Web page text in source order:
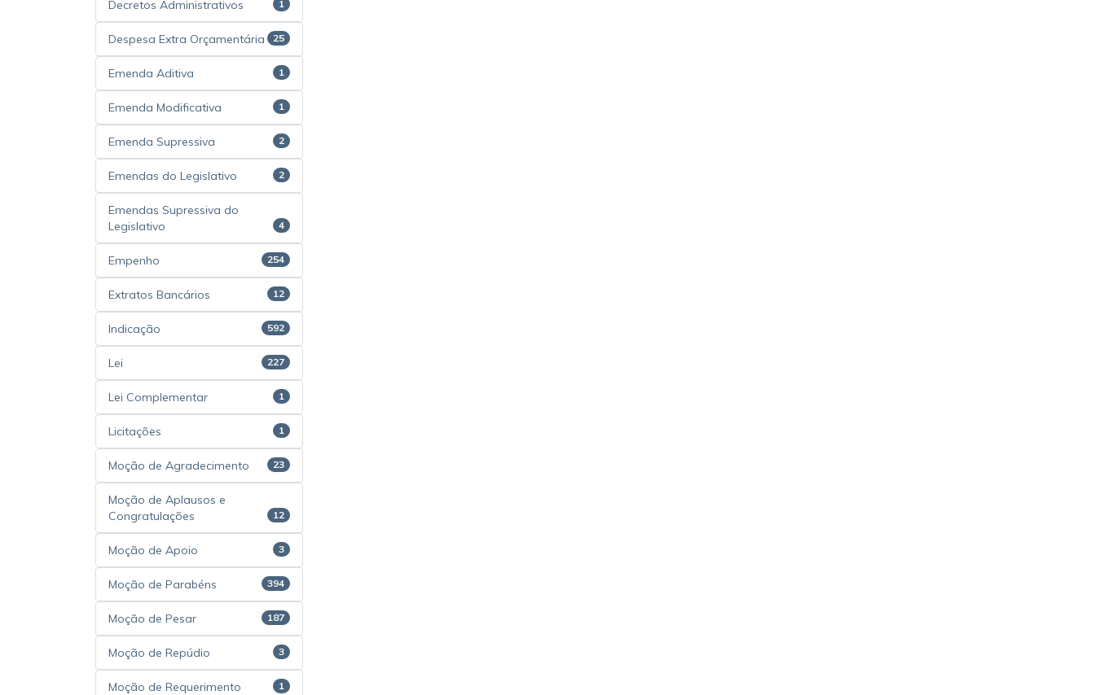
Decretos Administrativos 1
Despesa Extra Orçamentária 25
Emenda Aditiva 1
Emenda Modificativa 1
Emenda Supressiva 2
Emendas do Legislativo 2
Emendas Supressiva do
Legislativo
4
Empenho 254
Extratos Bancários 12
Indicação 592
Lei 227
Lei Complementar 1
Licitações 1
Moção de Agradecimento 23
Moção de Aplausos e
Congratulações
12
Moção de Apoio 3
Moção de Parabéns 394
Moção de Pesar 187
Moção de Repúdio 3
Moção de Requerimento 1